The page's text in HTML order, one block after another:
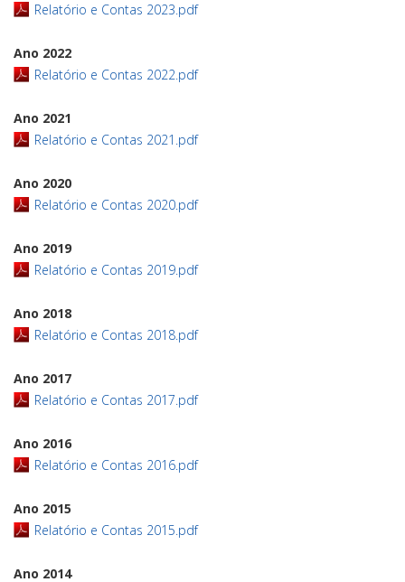
Relatório e Contas 2023.pdf
Ano 2022
Relatório e Contas 2022.pdf
Ano 2021
Relatório e Contas 2021.pdf
Ano 2020
Relatório e Contas 2020.pdf
Ano 2019
Relatório e Contas 2019.pdf
Ano 2018
Relatório e Contas 2018.pdf
Ano 2017
Relatório e Contas 2017.pdf
Ano 2016
Relatório e Contas 2016.pdf
Ano 2015
Relatório e Contas 2015.pdf
Ano 2014